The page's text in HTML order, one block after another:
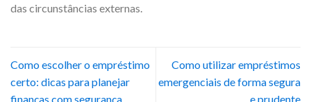
das circunstâncias externas.
Como escolher o empréstimo
certo: dicas para planejar
finanças com segurança
Como utilizar empréstimos
emergenciais de forma segura
e prudente